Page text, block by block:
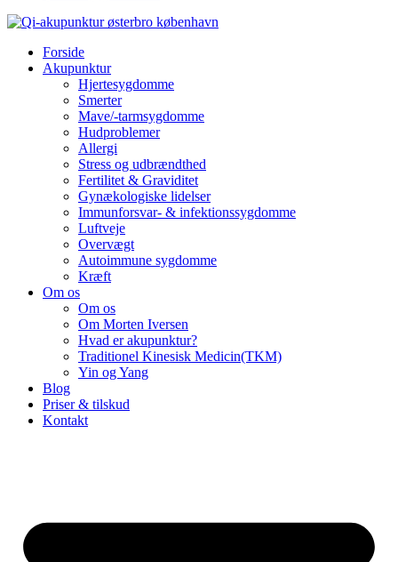
Forside
Akupunktur
Hjertesygdomme
Smerter
Mave/-tarmsygdomme
Hudproblemer
Allergi
Stress og udbrændthed
Fertilitet & Graviditet
Gynækologiske lidelser
Immunforsvar- & infektionssygdomme
Luftveje
Overvægt
Autoimmune sygdomme
Kræft
Om os
Om os
Om Morten Iversen
Hvad er akupunktur?
Traditionel Kinesisk Medicin(TKM)
Yin og Yang
Blog
Priser & tilskud
Kontakt